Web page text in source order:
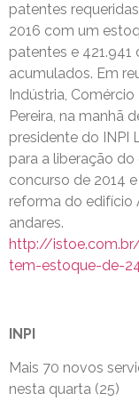
patentes
2016 com um
patentes e 421.941
acumulados. Em
Indústria,
Pereira, na manhã
presidente do INPI
para a liberação
concurso de 2014
reforma do edifício
andares.
http://
tem-estoque-de-
INPI
Mais 70 novos
nesta quarta (25)